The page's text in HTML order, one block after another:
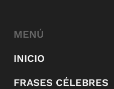
MENÚ
INICIO
FRASES CÉLEBRES